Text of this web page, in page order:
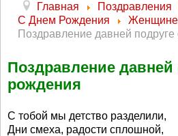
Главная
Поздравления
С Днем Рождения
Женщине
Поздравление давней
Поздравление давней
рождения
С тобой мы детство разделили,
Дни смеха, радости сплошной,